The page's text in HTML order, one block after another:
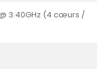
3.40GHz (4 cœurs /